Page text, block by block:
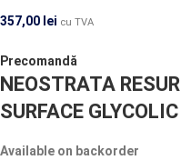
357,00 lei cu TVA
Precomandă
NEOSTRATA
SURFACE
Available on backorder